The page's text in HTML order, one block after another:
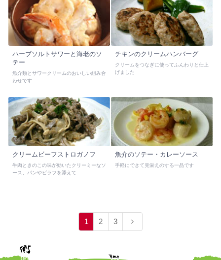
ハーブソルトサワーと海老のソ
テー
魚介類とサワークリームのおいしい組み合
わせです
チキンのクリームハンバーグ
クリームをつなぎに使ってふんわりと仕上
げました
クリームビーフストロガノフ
牛肉ときのこの味が効いたクリーミーなソ
ース、パンやピラフを添えて
魚介のソテー・カレーソース
手軽にできて見栄えのする一品です
1 2 3